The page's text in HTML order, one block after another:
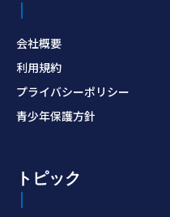
会社概要
利用規約
プライバシーポリシー
青少年保護方針
トピック